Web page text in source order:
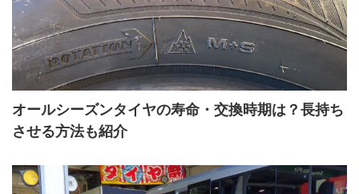
オールシーズンタイヤの寿命・交換時期は？長持ち
させる方法も紹介